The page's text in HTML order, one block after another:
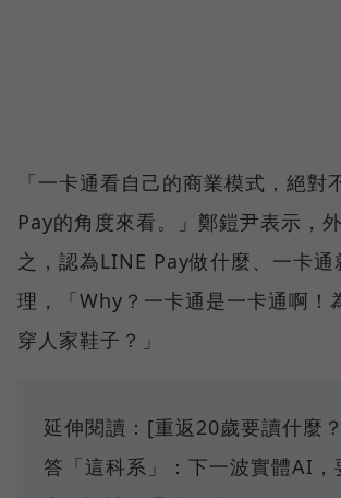
「一卡通看自己的商業模式，絕對
Pay的角度來看。」鄭鎧尹表示，
之，認為LINE Pay做什麼、一卡通
理，「Why？一卡通是一卡通啊！
穿人家鞋子？」
延伸閱讀：[重返20歲要讀什麼
答「這科系」：下一波實體AI，